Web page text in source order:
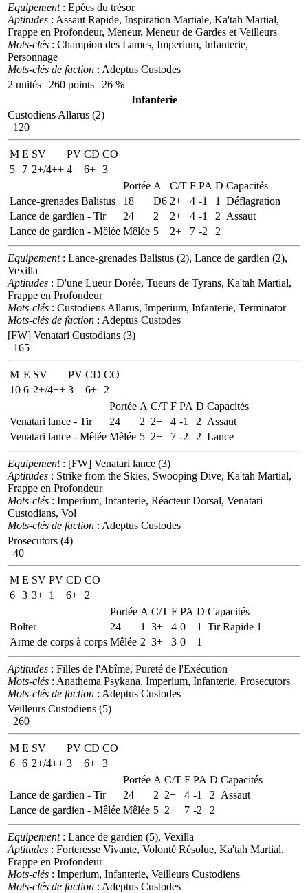
Equipement: Epées du trésor
Aptitudes : Assaut Rapide, Inspiration Martiale, Ka'tah Martial,
Frappe en Profondeur, Meneur, Meneur de Gardes et Veilleurs
Mots-clés : Champion des Lames, Imperium, Infanterie,
Personnage
Mots-clés de faction : Adeptus Custodes
2 unités | 260 points | 26 %
Infanterie
Custodiens Allarus (2)
120
M E SV PV CD CO
5
7 2+/4++ 4 6+ 3
Portée A C/T F PA D Capacités
Lance-grenades Balistus
18 D6 2+ 4 -1 1
Déflagration
Lance de gardien - Tir
24 2 2+ 4 -1 2 Assaut
Lance de gardien - Mêlée Mêlée 5 2+ 7 -2 2
Equipement: Lance-grenades Balistus (2), Lance de gardien (2),
Vexilla
Aptitudes : D'une Lueur Dorée, Tueurs de Tyrans, Ka'tah Martial,
Frappe en Profondeur
Mots-clés : Custodiens Allarus, Imperium, Infanterie, Terminator
Mots-clés de faction : Adeptus Custodes
[FW] Venatari Custodians (3)
165
M E SV PV CD CO
10 6 2+/4++ 3 6+
2
Portée A C/T F PA D Capacités
Venatari lance - Tir
24 2 2+ 4 -1 2 Assaut
Venatari lance - Mêlée Mêlée 5 2+ 7 -2 2 Lance
Equipement: [FW] Venatari lance (3)
Aptitudes : Strike from the Skies, Swooping Dive, Ka'tah Martial,
Frappe en Profondeur
Mots-clés : Imperium, Infanterie, Réacteur Dorsal, Venatari
Custodians, Vol
Mots-clés de faction : Adeptus Custodes
Prosecutors (4)
40
M E SV PV CD CO
6 3 3+ 1 6+
2
Portée A C/T F PA D Capacités
Bolter
24 1 3+ 4 0 1
Tir Rapide 1
Arme de corps à corps Mêlée 2 3+ 3 0 1
Aptitudes : Filles de l'Abîme, Pureté de l'Exécution
Mots-clés : Anathema Psykana, Imperium, Infanterie, Prosecutors
Mots-clés de faction : Adeptus Custodes
Veilleurs Custodiens (5)
260
M E SV PV CD CO
6 6 2+/4++ 3 6+ 3
Portée A C/T F PA D Capacités
Lance de gardien - Tir
24 2 2+ 4 -1 2 Assaut
Lance de gardien - Mêlée Mêlée 5 2+ 7 -2 2
Equipement: Lance de gardien (5), Vexilla
Aptitudes : Forteresse Vivante, Volonté Résolue, Ka'tah Martial,
Frappe en Profondeur
Mots-clés : Imperium, Infanterie, Veilleurs Custodiens
Mots-clés de faction : Adeptus Custodes